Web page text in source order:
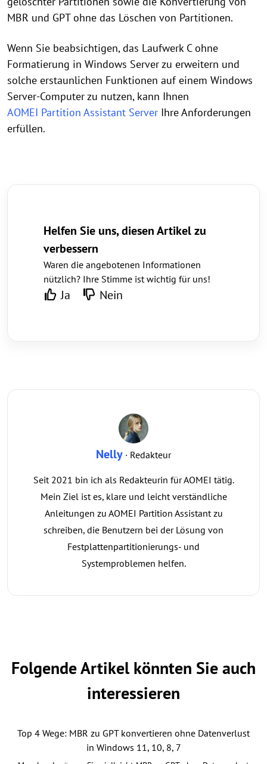
MBR und GPT ohne das Löschen von Partitionen.
Wenn Sie beabsichtigen, das Laufwerk C ohne
Formatierung in Windows Server zu erweitern und
solche erstaunlichen Funktionen auf einem Windows
Server-Computer zu nutzen, kann Ihnen
AOMEI Partition Assistant Server Ihre Anforderungen
erfüllen.
Helfen Sie uns, diesen Artikel zu
verbessern
Waren die angebotenen Informationen
nützlich? Ihre Stimme ist wichtig für uns!
Ja Nein
Nelly · Redakteur
Seit 2021 bin ich als Redakteurin für AOMEI tätig.
Mein Ziel ist es, klare und leicht verständliche
Anleitungen zu AOMEI Partition Assistant zu
schreiben, die Benutzern bei der Lösung von
Festplattenpartitionierungs- und
Systemproblemen helfen.
Folgende Artikel könnten Sie auch
interessieren
Top 4 Wege: MBR zu GPT konvertieren ohne Datenverlust
in Windows 11, 10, 8, 7